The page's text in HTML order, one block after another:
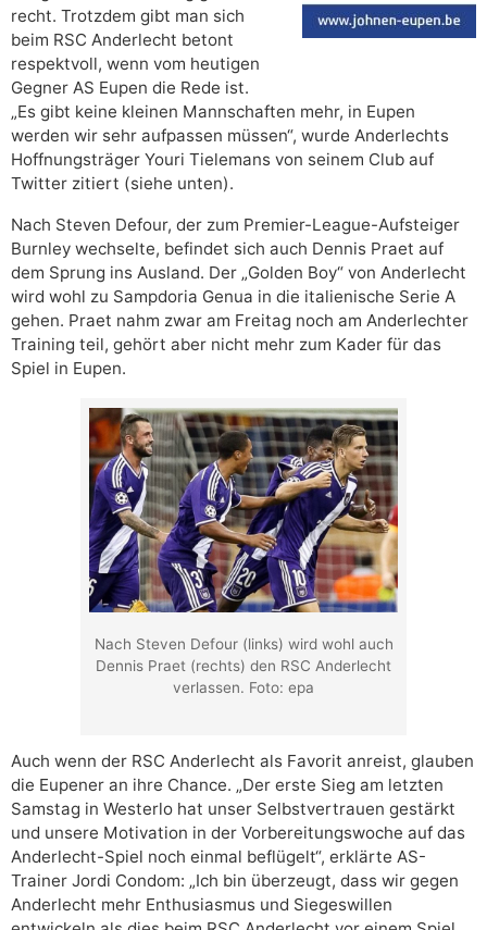
recht. Trotzdem gibt man sich
beim RSC Anderlecht betont
respektvoll, wenn vom heutigen
Gegner AS Eupen die Rede ist.
„Es gibt keine kleinen Mannschaften mehr, in Eupen
werden wir sehr aufpassen müssen“, wurde Anderlechts
Hoffnungsträger Youri Tielemans von seinem Club auf
Twitter zitiert (siehe unten).
Nach Steven Defour, der zum Premier-League-Aufsteiger
Burnley wechselte, befindet sich auch Dennis Praet auf
dem Sprung ins Ausland. Der „Golden Boy“ von Anderlecht
wird wohl zu Sampdoria Genua in die italienische Serie A
gehen. Praet nahm zwar am Freitag noch am Anderlechter
Training teil, gehört aber nicht mehr zum Kader für das
Spiel in Eupen.
Nach Steven Defour (links) wird wohl auch
Dennis Praet (rechts) den RSC Anderlecht
verlassen. Foto: epa
Auch wenn der RSC Anderlecht als Favorit anreist, glauben
die Eupener an ihre Chance. „Der erste Sieg am letzten
Samstag in Westerlo hat unser Selbstvertrauen gestärkt
und unsere Motivation in der Vorbereitungswoche auf das
Anderlecht-Spiel noch einmal beflügelt“, erklärte AS-
Trainer Jordi Condom: „Ich bin überzeugt, dass wir gegen
Anderlecht mehr Enthusiasmus und Siegeswillen